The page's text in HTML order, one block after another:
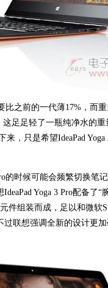
之前的一代薄17%，而重
足足轻了一瓶纯净水的
来，只是希望IdeaPad
的时候可能会频繁切换笔
Yoga 3 Pro配备了
件组装而成，足以和微软
联想强调全新的设计更